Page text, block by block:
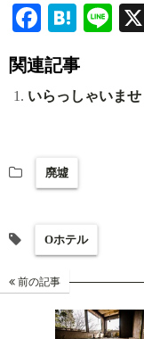
Fa
bo
ok
H
en
a
Li
関連記事
いらっしゃいませ
廃墟
Oホテル
前の記事